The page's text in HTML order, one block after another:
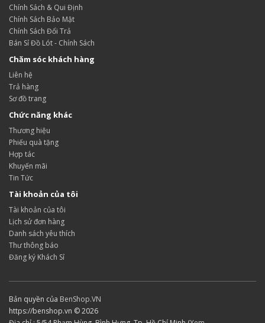
Chính Sách & Qui Định
Chính Sách Bảo Mật
Chính Sách Đổi Trả
Bán Sỉ Đồ Lót - Chính Sách
Chăm sóc khách hàng
Liên hệ
Trả hàng
Sơ đồ trang
Chức năng khác
Thương hiệu
Phiếu quà tặng
Hợp tác
Khuyến mãi
Tin Tức
Tài khoản của tôi
Tài khoản của tôi
Lịch sử đơn hàng
Danh sách yêu thích
Thư thông báo
Đăng ký Khách Sỉ
Bản quyền của BenShop.VN
https://benshop.vn © 2026